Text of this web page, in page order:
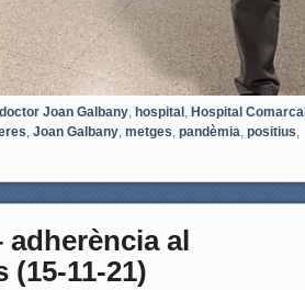
doctor Joan Galbany, hospital , Hospital Comarcal
, Joan Galbany, metges, pandèmia, positius,
adherència al
11-21)